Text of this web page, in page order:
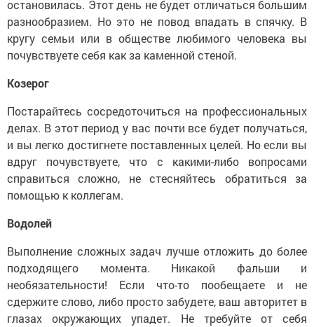
остановилась. Этот день не будет отличаться большим
разнообразием. Но это не повод впадать в спячку. В
кругу семьи или в обществе любимого человека вы
почувствуете себя как за каменной стеной.
Козерог
Постарайтесь сосредоточиться на профессиональных
делах. В этот период у вас почти все будет получаться,
и вы легко достигнете поставленных целей. Но если вы
вдруг почувствуете, что с какими-либо вопросами
справиться сложно, не стесняйтесь обратиться за
помощью к коллегам.
Водолей
Выполнение сложных задач лучше отложить до более
подходящего момента. Никакой фальши и
необязательности! Если что-то пообещаете и не
сдержите слово, либо просто забудете, ваш авторитет в
глазах окружающих упадет. Не требуйте от себя